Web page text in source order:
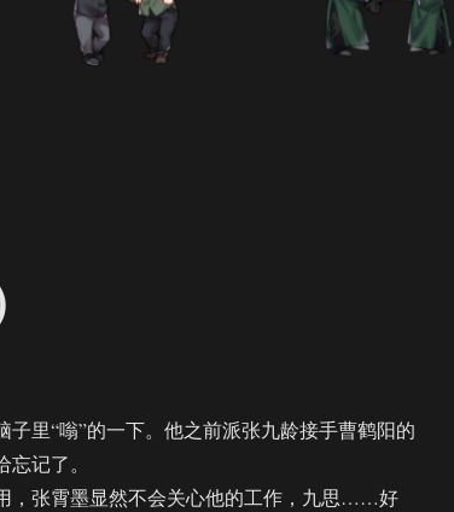
里“嗡”的一下。他之前派张九龄接手曹鹤阳的
记了。
张霄墨显然不会关心他的工作，九思……好